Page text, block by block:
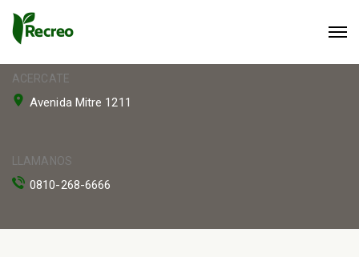
ACERCATE
Avenida Mitre 1211
LLAMANOS
0810-268-6666